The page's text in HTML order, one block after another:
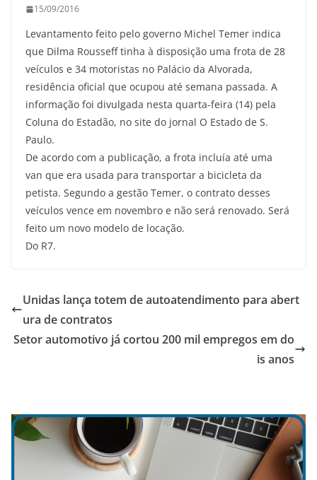
15/09/2016
Levantamento feito pelo governo Michel Temer indica
que Dilma Rousseff tinha à disposição uma frota de 28
veículos e 34 motoristas no Palácio da Alvorada,
residência oficial que ocupou até semana passada. A
informação foi divulgada nesta quarta-feira (14) pela
Coluna do Estadão, no site do jornal O Estado de S.
Paulo.
De acordo com a publicação, a frota incluía até uma
van que era usada para transportar a bicicleta da
petista. Segundo a gestão Temer, o contrato desses
veículos vence em novembro e não será renovado. Será
feito um novo modelo de locação.
Do R7.
Unidas lança totem de autoatendimento para abert
ura de contratos
Setor automotivo já cortou 200 mil empregos em do
is anos